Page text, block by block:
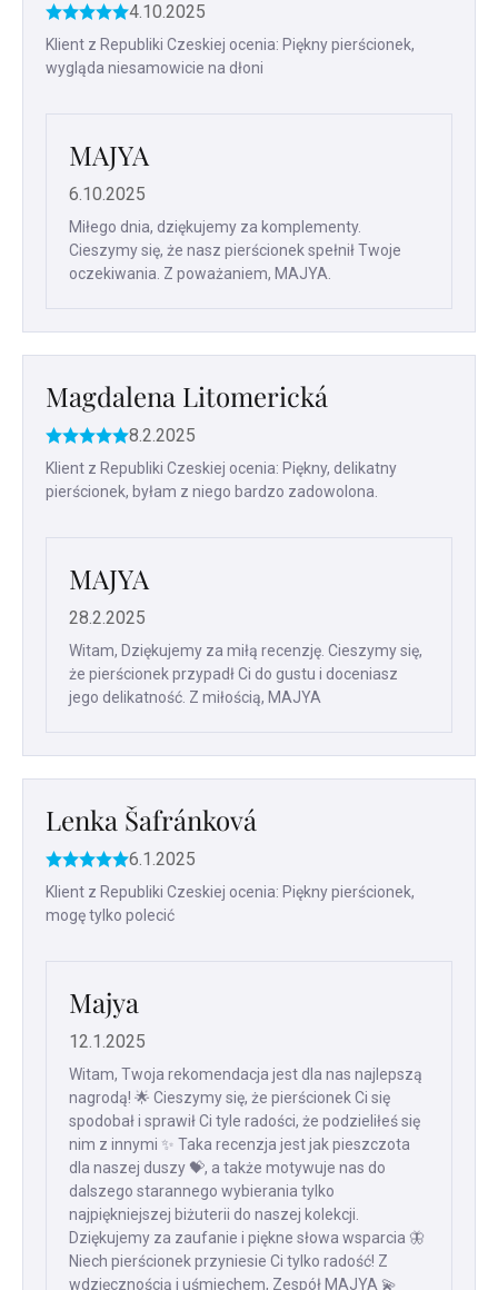
Ocena
produktu
to
gwiazdek.
4.10.2025
Klient z Republiki Czeskiej ocenia: Piękny pierścionek,
wygląda niesamowicie na dłoni
MAJYA
6.10.2025
Miłego dnia, dziękujemy za komplementy.
Cieszymy się, że nasz pierścionek spełnił Twoje
oczekiwania. Z poważaniem, MAJYA.
Magdalena Litomerická
Ocena
produktu
to
gwiazdek.
8.2.2025
Klient z Republiki Czeskiej ocenia: Piękny, delikatny
pierścionek, byłam z niego bardzo zadowolona.
MAJYA
28.2.2025
Witam, Dziękujemy za miłą recenzję. Cieszymy się,
że pierścionek przypadł Ci do gustu i doceniasz
jego delikatność. Z miłością, MAJYA
Lenka Šafránková
Ocena
produktu
to
gwiazdek.
6.1.2025
Klient z Republiki Czeskiej ocenia: Piękny pierścionek,
mogę tylko polecić
Majya
12.1.2025
Witam, Twoja rekomendacja jest dla nas najlepszą
nagrodą! 🌟 Cieszymy się, że pierścionek Ci się
spodobał i sprawił Ci tyle radości, że podzieliłeś się
nim z innymi ✨ Taka recenzja jest jak pieszczota
dla naszej duszy 💝, a także motywuje nas do
dalszego starannego wybierania tylko
najpiękniejszej biżuterii do naszej kolekcji.
Dziękujemy za zaufanie i piękne słowa wsparcia 🦋
Niech pierścionek przyniesie Ci tylko radość! Z
wdzięcznością i uśmiechem, Zespół MAJYA 💫